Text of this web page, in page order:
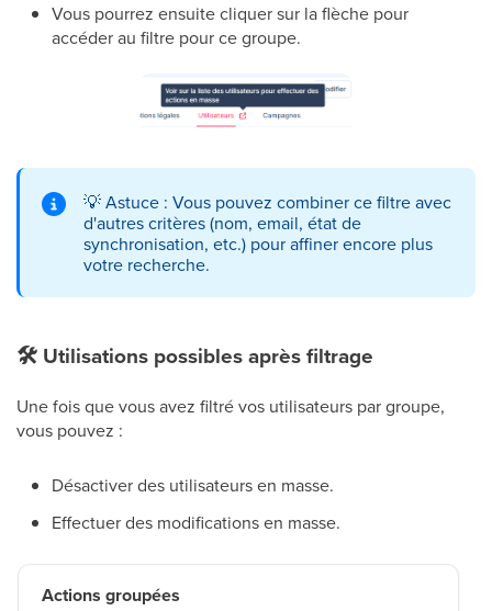
Vous pourrez ensuite cliquer sur la flèche pour
accéder au filtre pour ce groupe.
💡Astuce : Vous pouvez combiner ce filtre avec
d'autres critères (nom, email, état de
synchronisation, etc.) pour affiner encore plus
votre recherche.
🛠 Utilisations possibles après filtrage
Une fois que vous avez filtré vos utilisateurs par groupe,
vous pouvez :
Désactiver des utilisateurs en masse.
Effectuer des modifications en masse.
Actions groupées